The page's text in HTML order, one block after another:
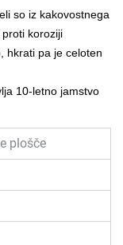
so iz kakovostnega
koroziji
hkrati pa je celoten
10-letno jamstvo
plošče